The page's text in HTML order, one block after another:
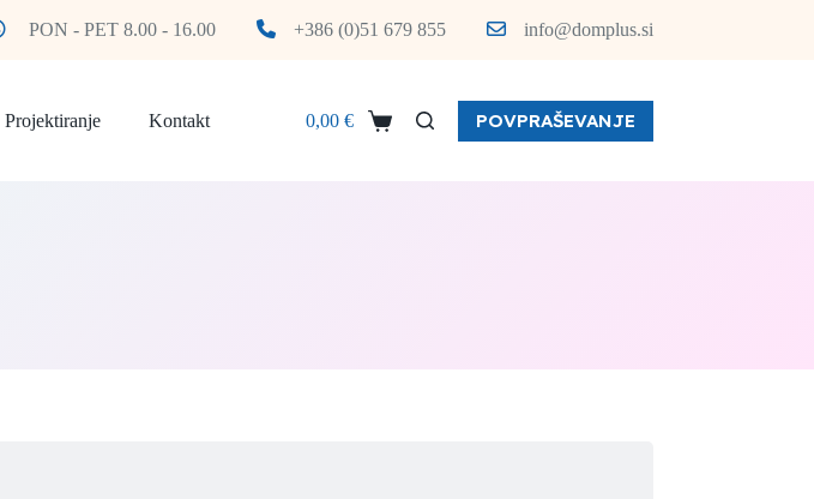
PON - PET 8.00 - 16.00 +386 (0)51 679 855 info@domplus.si
Projektiranje Kontakt
Shopping
0,00€ POVPRAŠEVANJE